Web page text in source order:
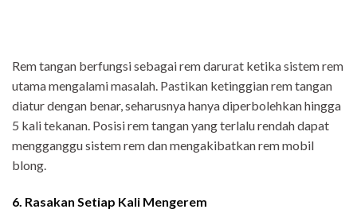
Rem tangan berfungsi sebagai rem darurat ketika sistem rem
utama mengalami masalah. Pastikan ketinggian rem tangan
diatur dengan benar, seharusnya hanya diperbolehkan hingga
5 kali tekanan. Posisi rem tangan yang terlalu rendah dapat
mengganggu sistem rem dan mengakibatkan rem mobil
blong.
6. Rasakan Setiap Kali Mengerem